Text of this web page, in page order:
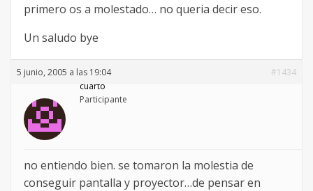
primero os a molestado… no queria decir eso.
Un saludo bye
5 junio, 2005 a las 19:04
#1434
cuarto
Participante
no entiendo bien. se tomaron la molestia de
conseguir pantalla y proyector…de pensar en